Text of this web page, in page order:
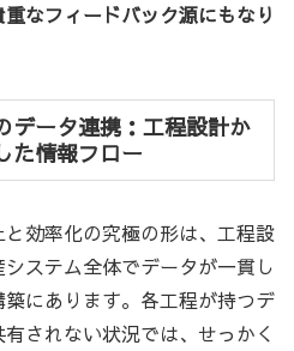
なフィードバック源にもなり
データ連携：工程設計か
た情報フロー
効率化の究極の形は、工程設
ステム全体でデータが一貫し
にあります。各工程が持つデ
されない状況では、せっかく